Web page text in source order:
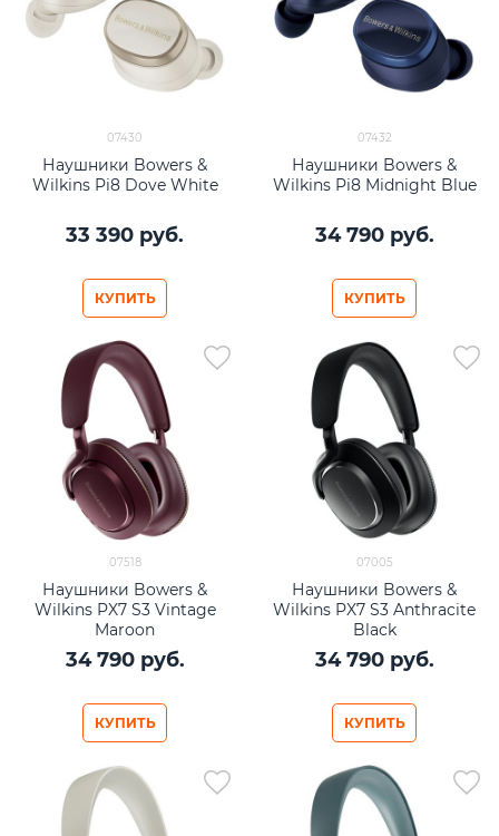
07430
Наушники Bowers &
Wilkins Pi8 Dove White
33 390 руб.
КУПИТЬ
07432
Наушники Bowers &
Wilkins Pi8 Midnight Blue
34 790 руб.
КУПИТЬ
07518
Наушники Bowers &
Wilkins PX7 S3 Vintage
Maroon
34 790 руб.
КУПИТЬ
07005
Наушники Bowers &
Wilkins PX7 S3 Anthracite
Black
34 790 руб.
КУПИТЬ